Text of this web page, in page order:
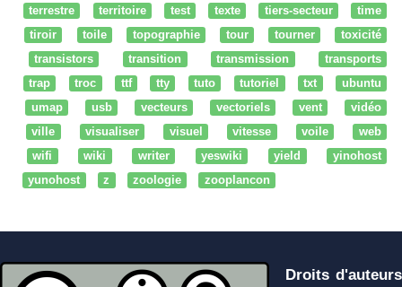
terrestre
territoire test texte tiers-secteur
time
tiroir
toile topographie tour tourner
toxicité
transistors
transition transmission
transports
trap
troc ttf tty tuto tutoriel txt
ubuntu
umap
usb vecteurs vectoriels vent
vidéo
ville
visualiser visuel vitesse voile
web
wifi
wiki writer yeswiki yield
yinohost
yunohost
z zoologie zooplancon
Droits d'auteurs